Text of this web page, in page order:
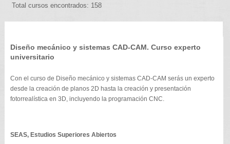
Total cursos encontrados: 158
Diseño mecánico y sistemas CAD-CAM. Curso experto
universitario
Con el curso de Diseño mecánico y sistemas CAD-CAM serás un experto
desde la creación de planos 2D hasta la creación y presentación
fotorrealística en 3D, incluyendo la programación CNC.
SEAS, Estudios Superiores Abiertos